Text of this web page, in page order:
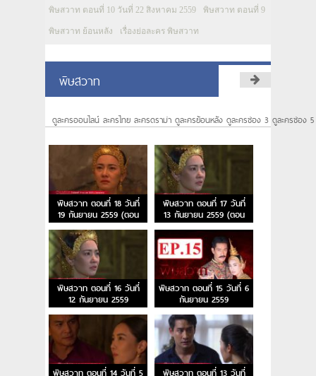
พิษสวาท ตอนที่ 10 วันที่ 22 สิงหาคม 2559 พิษสวาท ตอนที่ 9
พิษสวาท ย้อนหลัง เรื่องย่อละคร พิษสวาท
พิษสวาท
ดูละครออนไลน์ ละครไทย ละครดราม่า ดูละครย้อนหลัง ดูละครช่อง 3 ดูละครช่อง
พิษสวาท ตอนที่ 18 วันที่
19 กันยายน 2559 (ตอน
จบ)
พิษสวาท ตอนที่ 17 วันที่
13 กันยายน 2559 (ตอน
จบ)
พิษสวาท ตอนที่ 16 วันที่
12 กันยายน 2559
พิษสวาท ตอนที่ 15 วันที่ 6
กันยายน 2559
พิษสวาท ตอนที่ 14 วันที่ 5
พิษสวาท ตอนที่ 13 วันที่